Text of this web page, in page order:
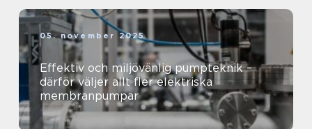
05. november 2025
Effektiv och miljövänlig pumpteknik –
därför väljer allt fler elektriska
membranpumpar